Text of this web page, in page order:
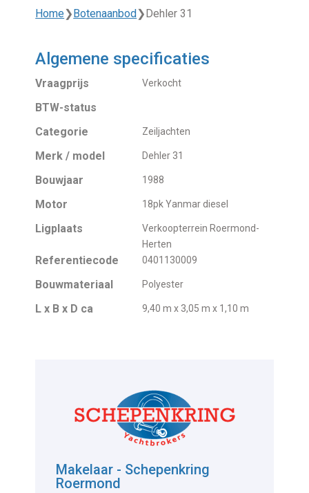
Home❯ Botenaanbod ❯ Dehler 31
Algemene specificaties
Vraagprijs Verkocht
BTW-status
Categorie
Zeiljachten
Merk / model Dehler 31
Bouwjaar 1988
Motor 18pk Yanmar diesel
Ligplaats
Verkoopterrein Roermond-
Herten
Referentiecode 0401130009
Bouwmateriaal Polyester
L x B x D ca 9,40 m x 3,05 m x 1,10 m
Makelaar - Schepenkring
Roermond